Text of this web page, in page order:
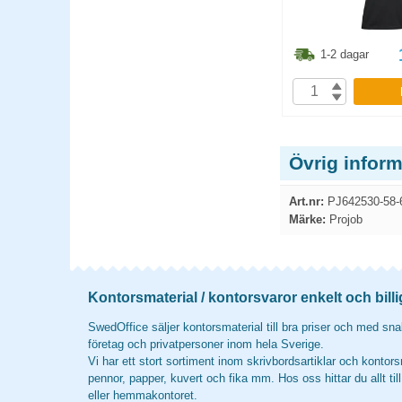
1-2 dagar
Övrig
Art.nr: PJ642530-58-
Märke: Projob
Kontorsmaterial / kontorsvaror enkelt och
SwedOffice säljer kontorsmaterial till bra priser och med
företag och privatpersoner inom hela Sverige.
Vi har ett stort sortiment inom skrivbordsartiklar och
pennor, papper, kuvert och fika mm. Hos oss hittar du allt
eller hemmakontoret.